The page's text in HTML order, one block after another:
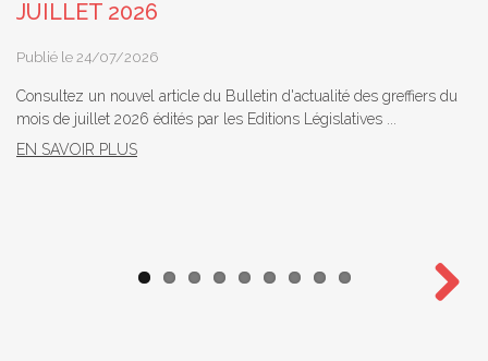
JUILLET 2026
Publié le 24/07/2026
Consultez un nouvel article du Bulletin d'actualité des greffiers du
mois de juillet 2026 édités par les Editions Législatives ...
EN SAVOIR PLUS